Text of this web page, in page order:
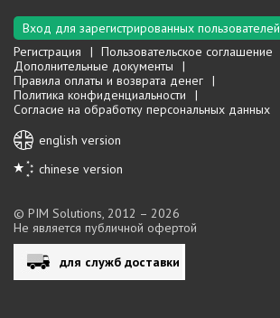
Вход для зарегистрированных пользователей
Регистрация
Пользовательское соглашение
Дополнительные документы
Правила оплаты и возврата денег
Политика конфиденциальности
Согласие на обработку персональных данных
english version
chinese version
© PIM Solutions, 2012 – 2026
Не является публичной офертой
для служб доставки